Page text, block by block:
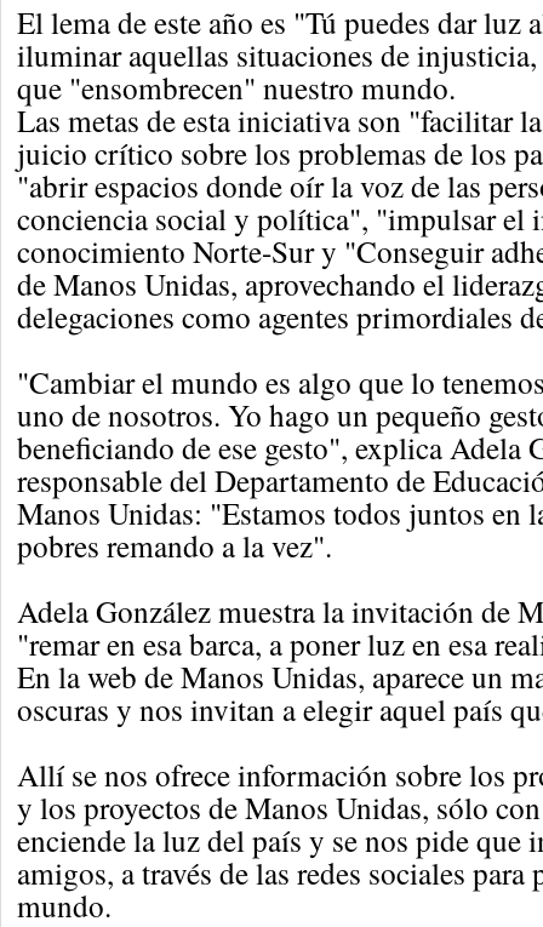
El lema de este año es "Tú puedes dar luz
iluminar aquellas situaciones de
que "ensombrecen" nuestro mundo.
Las metas de esta iniciativa son "facilitar
juicio crítico sobre los problemas de los
"abrir espacios donde oír la voz de las
conciencia social y política", "impulsar el
conocimiento Norte-Sur y "Conseguir
de Manos Unidas, aprovechando el
delegaciones como agentes primordiales
"Cambiar el mundo es algo que lo
uno de nosotros. Yo hago un pequeño
beneficiando de ese gesto", explica Adela
responsable del Departamento de
Manos Unidas: "Estamos todos juntos en
pobres remando a la vez".
Adela González muestra la invitación de
"remar en esa barca, a poner luz en esa
En la web de Manos Unidas, aparece un
oscuras y nos invitan a elegir aquel país
Allí se nos ofrece información sobre los
y los proyectos de Manos Unidas, sólo
enciende la luz del país y se nos pide que
amigos, a través de las redes sociales
mundo.